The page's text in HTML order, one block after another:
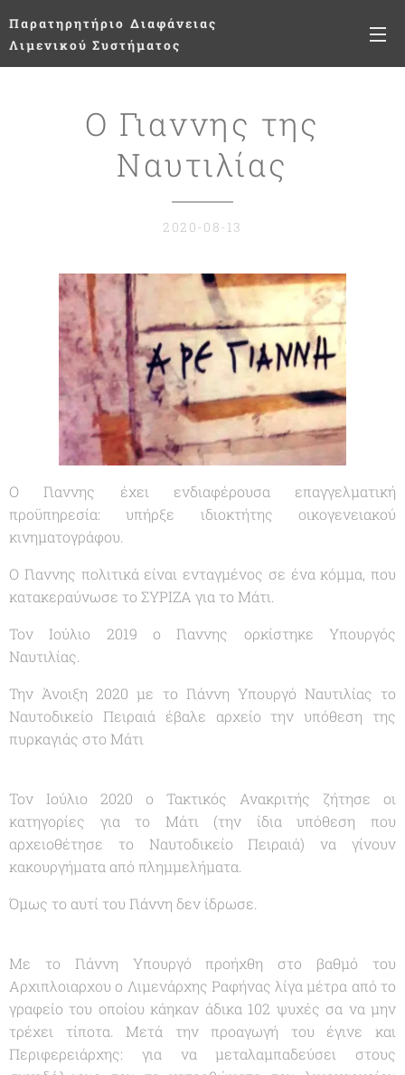
Παρατηρητήριο Διαφάνειας
Λιμενικού Συστήματος
Ο Γιαννης της
Ναυτιλίας
2020-08-13
Ο Γιαννης έχει ενδιαφέρουσα επαγγελματική
προϋπηρεσία: υπήρξε ιδιοκτήτης οικογενειακού
κινηματογράφου.
Ο Γιαννης πολιτικά είναι ενταγμένος σε ένα κόμμα, που
κατακεραύνωσε το ΣΥΡΙΖΑ για το Μάτι.
Τον Ιούλιο 2019 ο Γιαννης ορκίστηκε Υπουργός
Ναυτιλίας.
Την Άνοιξη 2020 με το Γιάννη Υπουργό Ναυτιλίας το
Ναυτοδικείο Πειραιά έβαλε αρχείο την υπόθεση της
πυρκαγιάς στο Μάτι
Τον Ιούλιο 2020 ο Τακτικός Ανακριτής ζήτησε οι
κατηγορίες για το Μάτι (την ίδια υπόθεση που
αρχειοθέτησε το Ναυτοδικείο Πειραιά) να γίνουν
κακουργήματα από πλημμελήματα.
Όμως το αυτί του Γιάννη δεν ίδρωσε.
Με το Γιάννη Υπουργό προήχθη στο βαθμό του
Αρχιπλοιαρχου ο Λιμενάρχης Ραφήνας λίγα μέτρα από το
γραφείο του οποίου κάηκαν άδικα 102 ψυχές σα να μην
τρέχει τίποτα. Μετά την προαγωγή του έγινε και
Περιφερειάρχης: για να μεταλαμπαδεύσει στους